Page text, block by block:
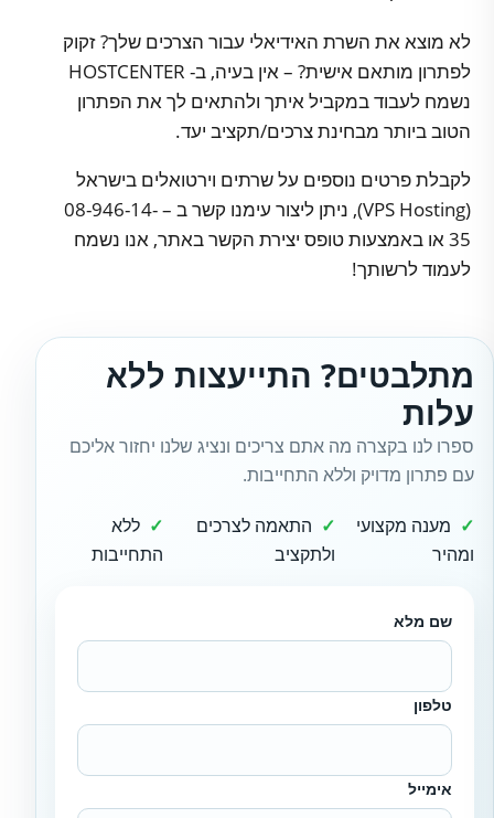
לא מוצא את השרת האידיאלי עבור הצרכים שלך? זקוק
לפתרון מותאם אישית? – אין בעיה, ב- HOSTCENTER
נשמח לעבוד במקביל איתך ולהתאים לך את הפתרון
הטוב ביותר מבחינת צרכים/תקציב יעד.
לקבלת פרטים נוספים על שרתים וירטואלים בישראל
(VPS Hosting), ניתן ליצור עימנו קשר ב – 08-946-14-
35 או באמצעות טופס יצירת הקשר באתר, אנו נשמח
לעמוד לרשותך!
מתלבטים? התייעצות ללא
עלות
ספרו לנו בקצרה מה אתם צריכים ונציג שלנו יחזור אליכם
עם פתרון מדויק וללא התחייבות.
מענה מקצועי
ומהיר
התאמה לצרכים
ולתקציב
ללא
התחייבות
שם מלא
טלפון
אימייל